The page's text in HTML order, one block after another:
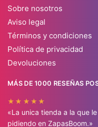
Sobre nosotros
Aviso legal
Términos y condiciones
Política de privacidad
Devoluciones
MÁS DE 1000 RESEÑAS
★★★★★
«La unica tienda a la que
pidiendo en ZapasBoom.»